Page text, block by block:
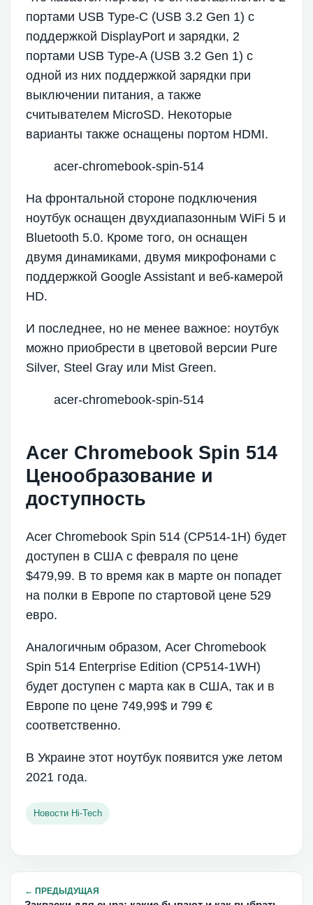
портами USB Type-C (USB 3.2 Gen 1) с
поддержкой DisplayPort и зарядки, 2
портами USB Type-A (USB 3.2 Gen 1) с
одной из них поддержкой зарядки при
выключении питания, а также
считывателем MicroSD. Некоторые
варианты также оснащены портом HDMI.
acer-chromebook-spin-514
На фронтальной стороне подключения
ноутбук оснащен двухдиапазонным WiFi 5 и
Bluetooth 5.0. Кроме того, он оснащен
двумя динамиками, двумя микрофонами с
поддержкой Google Assistant и веб-камерой
HD.
И последнее, но не менее важное: ноутбук
можно приобрести в цветовой версии Pure
Silver, Steel Gray или Mist Green.
acer-chromebook-spin-514
Acer Chromebook Spin 514
Ценообразование и
доступность
Acer Chromebook Spin 514 (CP514-1H) будет
доступен в США с февраля по цене
$479,99. В то время как в марте он попадет
на полки в Европе по стартовой цене 529
евро.
Аналогичным образом, Acer Chromebook
Spin 514 Enterprise Edition (CP514-1WH)
будет доступен с марта как в США, так и в
Европе по цене 749,99$ и 799 €
соответственно.
В Украине этот ноутбук появится уже летом
2021 года.
Новости Hi-Tech
← ПРЕДЫДУЩАЯ